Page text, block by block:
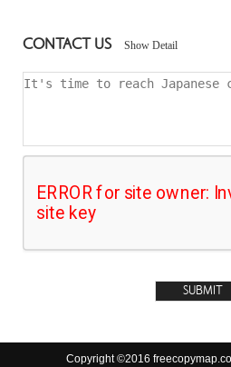
CONTACT US Show Detail
Copyright ©2016